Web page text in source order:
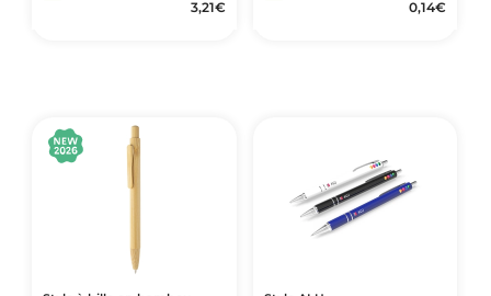
3,21€
0,14€